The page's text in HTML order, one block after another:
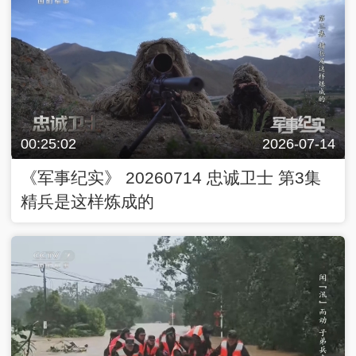
00:25:02 2026-07-14
《军事纪实》 20260714 忠诚卫士 第3集
精兵是这样炼成的